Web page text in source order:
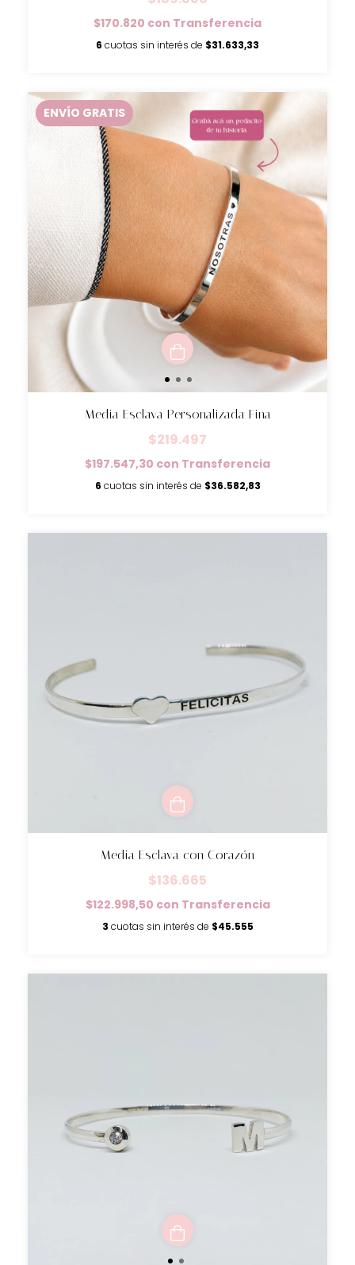
$170.820 con Transferencia
6 cuotas sin interés de $31.633,33
ENVÍO GRATIS
Media Esclava Personalizada Fina
$219.497
$197.547,30 con Transferencia
6 cuotas sin interés de $36.582,83
Media Esclava con Corazón
$136.665
$122.998,50 con Transferencia
3 cuotas sin interés de $45.555